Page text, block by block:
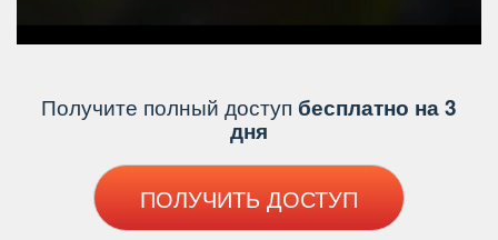
Получите полный доступ есплатно на 3
дня
ПОЛУЧИТЬ ДОСТУП